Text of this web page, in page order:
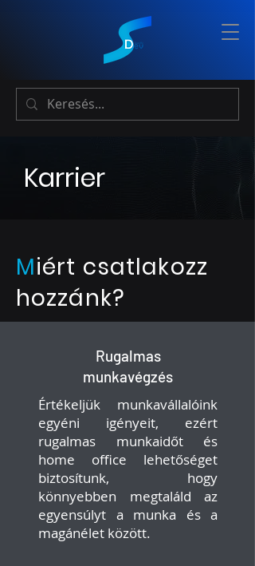
Karrier
Miért csatlakozz
hozzánk?
Rugalmas
munkavégzés
Értékeljük munkavállalóink
egyéni igényeit, ezért
rugalmas munkaidőt és
home office lehetőséget
biztosítunk, hogy
könnyebben megtaláld az
egyensúlyt a munka és a
magánélet között.